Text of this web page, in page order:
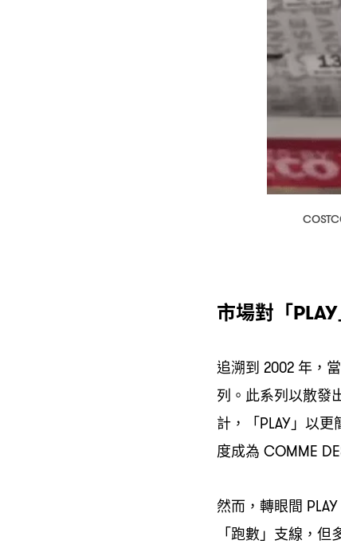
市場對「PLAY
追溯到 2002 年 ，
列。此系列以散發
計 ， 「PLAY」以
度成為 COMME
然而 ， 轉眼間 PLAY
「跑數」支線 ， 但